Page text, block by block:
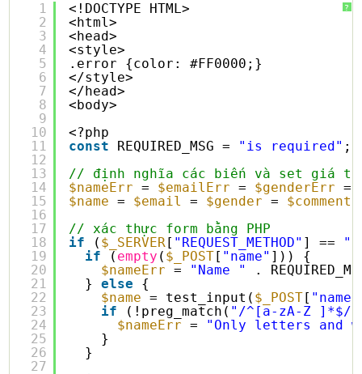
?
1
2
3
4
5
6
7
8
9
10
11
12
13
14
15
16
17
18
19
20
21
22
23
24
25
26
27
<!DOCTYPE HTML>
<html>
<head>
<style>
.error {color: #FF0000;}
</style>
</head>
<body>
<?php
const
REQUIRED_MSG = "is required" ;
// định nghĩa các biến và set giá
$nameErr
= $emailErr = $genderErr =
$name
= $email = $gender = $comment
// xác thực form bằng PHP
if
( $_SERVER[ "REQUEST_METHOD" ] ==
if
( empty ( $_POST[ "name" ])) {
$nameErr
= "Name "
.
} else
{
$name
= test_input( $_POST[ "name"
if
(!preg_match( "/^[a-zA-Z ]*$/"
$nameErr
= "Only letters and
}
}